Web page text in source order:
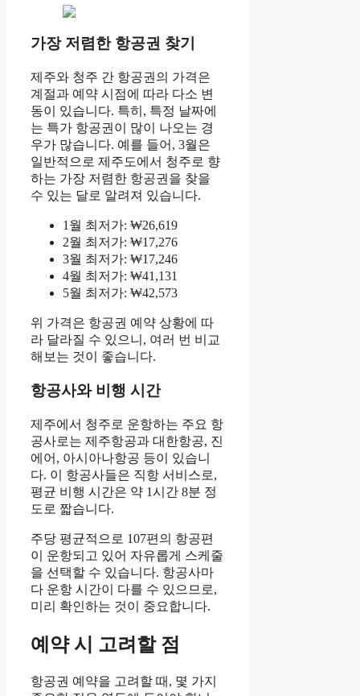
가장 저렴한 항공권 찾기
제주와 청주 간 항공권의 가격은
계절과 예약 시점에 따라 다소 변
동이 있습니다. 특히, 특정 날짜에
는 특가 항공권이 많이 나오는 경
우가 많습니다. 예를 들어, 3월은
일반적으로 제주도에서 청주로 향
하는 가장 저렴한 항공권을 찾을
수 있는 달로 알려져 있습니다.
1월 최저가: ₩26,619
2월 최저가: ₩17,276
3월 최저가: ₩17,246
4월 최저가: ₩41,131
5월 최저가: ₩42,573
위 가격은 항공권 예약 상황에 따
라 달라질 수 있으니, 여러 번 비교
해보는 것이 좋습니다.
항공사와 비행 시간
제주에서 청주로 운항하는 주요 항
공사로는 제주항공과 대한항공, 진
에어, 아시아나항공 등이 있습니
다. 이 항공사들은 직항 서비스로,
평균 비행 시간은 약 1시간 8분 정
도로 짧습니다.
주당 평균적으로 107편의 항공편
이 운항되고 있어 자유롭게 스케줄
을 선택할 수 있습니다. 항공사마
다 운항 시간이 다를 수 있으므로,
미리 확인하는 것이 중요합니다.
예약 시 고려할 점
항공권 예약을 고려할 때, 몇 가지